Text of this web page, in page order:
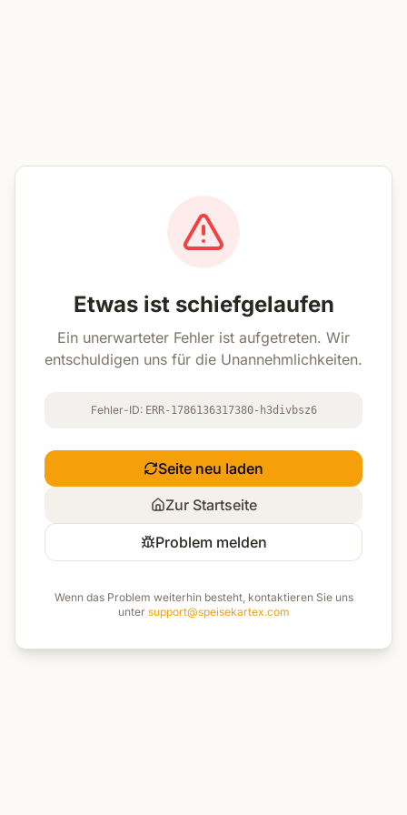
Etwas ist schiefgelaufen
Ein unerwarteter Fehler ist aufgetreten. Wir
entschuldigen uns für die Unannehmlichkeiten.
Fehler-ID: ERR-1786136317380-h3divbsz6
Seite neu laden
Zur Startseite
Problem melden
Wenn das Problem weiterhin besteht, kontaktieren Sie uns
unter support@speisekartex.com